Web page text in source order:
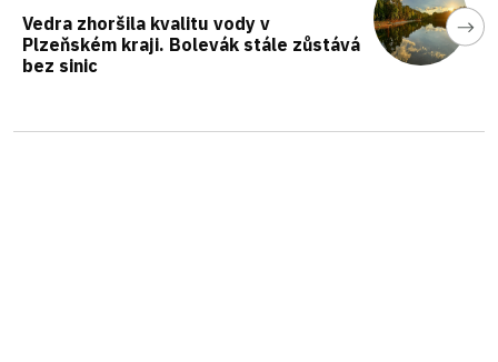
Vedra zhoršila kvalitu vody v
Plzeňském kraji. Bolevák stále zůstává
bez sinic